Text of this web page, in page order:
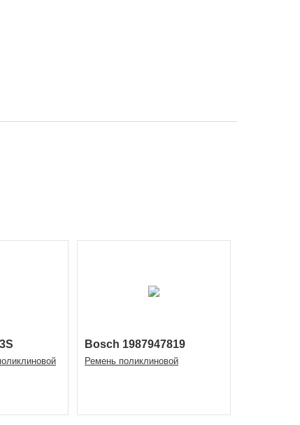
Bosch 1987947819
Ремень поликлиновой